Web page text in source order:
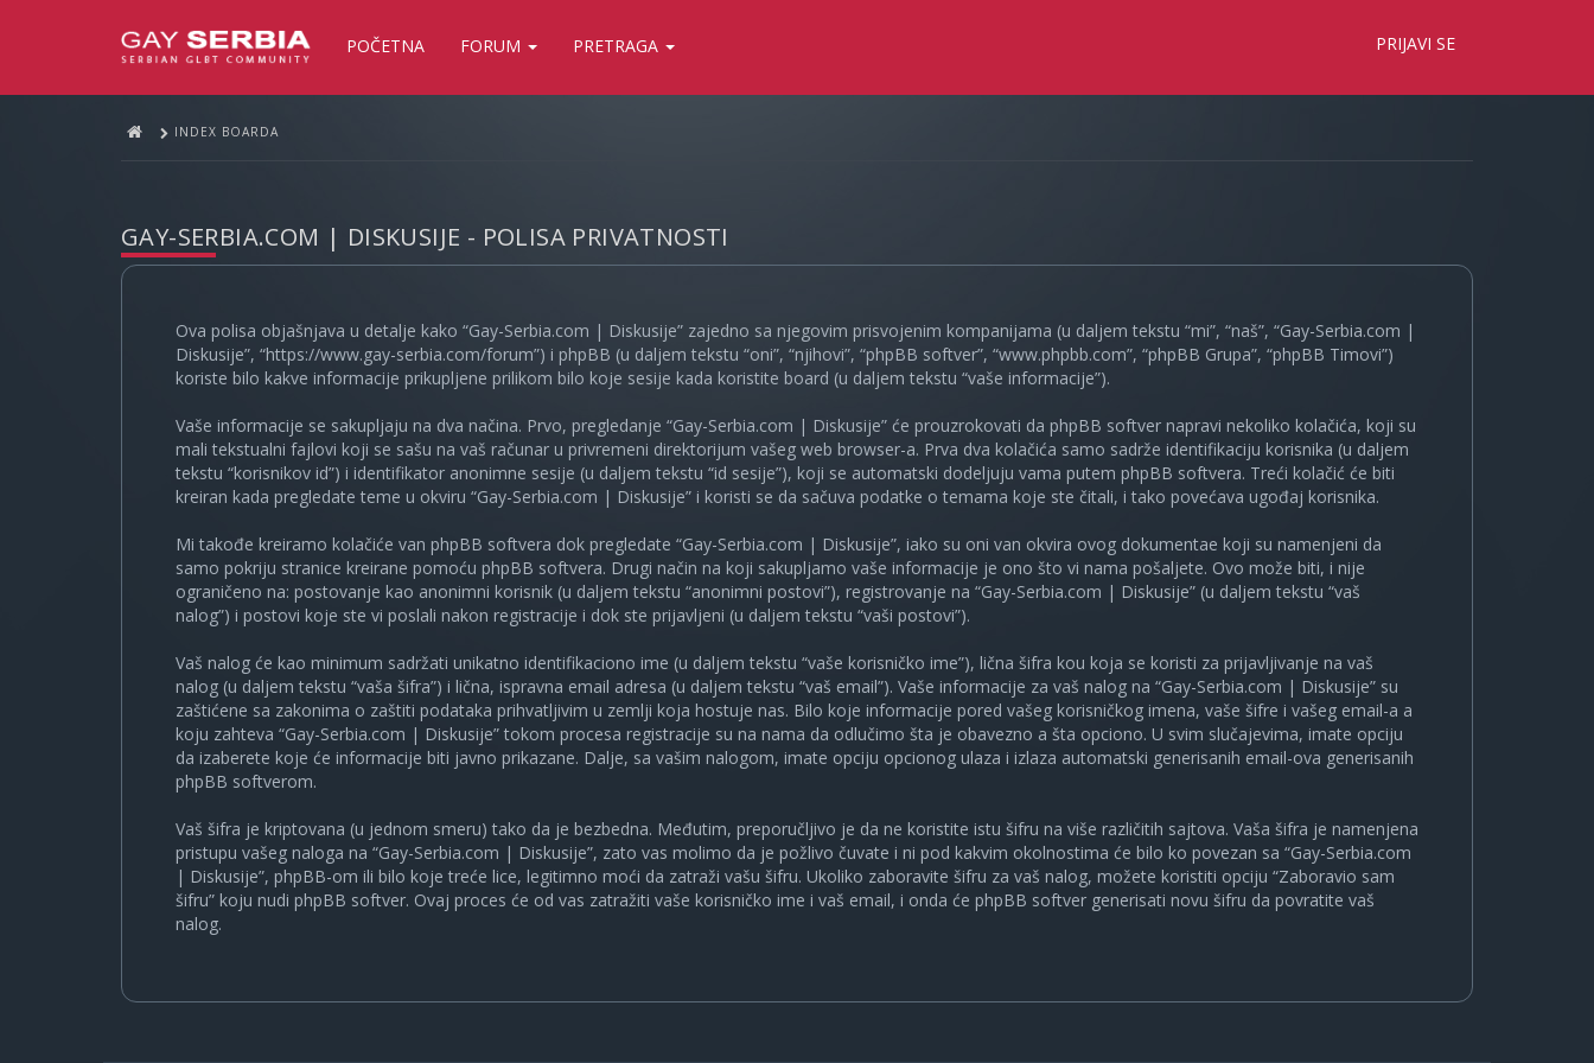
POČETNA FORUM PRETRAGA PRIJAVI SE
INDEX BOARDA
GAY-SERBIA.COM | DISKUSIJE - POLISA PRIVATNOSTI
Ova polisa objašnjava u detalje kako “Gay-Serbia.com | Diskusije” zajedno sa njegovim prisvojenim kompanijama (u daljem tekstu “mi”, “naš”, “Gay-Serbia.com |
Diskusije”, “https://www.gay-serbia.com/forum”) i phpBB (u daljem tekstu “oni”, “njihovi”, “phpBB softver”, “www.phpbb.com”, “phpBB Grupa”, “phpBB Timovi”)
koriste bilo kakve informacije prikupljene prilikom bilo koje sesije kada koristite board (u daljem tekstu “vaše informacije”).
Vaše informacije se sakupljaju na dva načina. Prvo, pregledanje “Gay-Serbia.com | Diskusije” će prouzrokovati da phpBB softver napravi nekoliko kolačića, koji su
mali tekstualni fajlovi koji se sašu na vaš računar u privremeni direktorijum vašeg web browser-a. Prva dva kolačića samo sadrže identifikaciju korisnika (u daljem
tekstu “korisnikov id”) i identifikator anonimne sesije (u daljem tekstu “id sesije”), koji se automatski dodeljuju vama putem phpBB softvera. Treći kolačić će biti
kreiran kada pregledate teme u okviru “Gay-Serbia.com | Diskusije” i koristi se da sačuva podatke o temama koje ste čitali, i tako povećava ugođaj korisnika.
Mi takođe kreiramo kolačiće van phpBB softvera dok pregledate “Gay-Serbia.com | Diskusije”, iako su oni van okvira ovog dokumentae koji su namenjeni da
samo pokriju stranice kreirane pomoću phpBB softvera. Drugi način na koji sakupljamo vaše informacije je ono što vi nama pošaljete. Ovo može biti, i nije
ograničeno na: postovanje kao anonimni korisnik (u daljem tekstu “anonimni postovi”), registrovanje na “Gay-Serbia.com | Diskusije” (u daljem tekstu “vaš
nalog”) i postovi koje ste vi poslali nakon registracije i dok ste prijavljeni (u daljem tekstu “vaši postovi”).
Vaš nalog će kao minimum sadržati unikatno identifikaciono ime (u daljem tekstu “vaše korisničko ime”), lična šifra kou koja se koristi za prijavljivanje na vaš
nalog (u daljem tekstu “vaša šifra”) i lična, ispravna email adresa (u daljem tekstu “vaš email”). Vaše informacije za vaš nalog na “Gay-Serbia.com | Diskusije” su
zaštićene sa zakonima o zaštiti podataka prihvatljivim u zemlji koja hostuje nas. Bilo koje informacije pored vašeg korisničkog imena, vaše šifre i vašeg email-a a
koju zahteva “Gay-Serbia.com | Diskusije” tokom procesa registracije su na nama da odlučimo šta je obavezno a šta opciono. U svim slučajevima, imate opciju
da izaberete koje će informacije biti javno prikazane. Dalje, sa vašim nalogom, imate opciju opcionog ulaza i izlaza automatski generisanih email-ova generisanih
phpBB softverom.
Vaš šifra je kriptovana (u jednom smeru) tako da je bezbedna. Međutim, preporučljivo je da ne koristite istu šifru na više različitih sajtova. Vaša šifra je namenjena
pristupu vašeg naloga na “Gay-Serbia.com | Diskusije”, zato vas molimo da je požlivo čuvate i ni pod kakvim okolnostima će bilo ko povezan sa “Gay-Serbia.com
| Diskusije”, phpBB-om ili bilo koje treće lice, legitimno moći da zatraži vašu šifru. Ukoliko zaboravite šifru za vaš nalog, možete koristiti opciju “Zaboravio sam
šifru” koju nudi phpBB softver. Ovaj proces će od vas zatražiti vaše korisničko ime i vaš email, i onda će phpBB softver generisati novu šifru da povratite vaš
nalog.